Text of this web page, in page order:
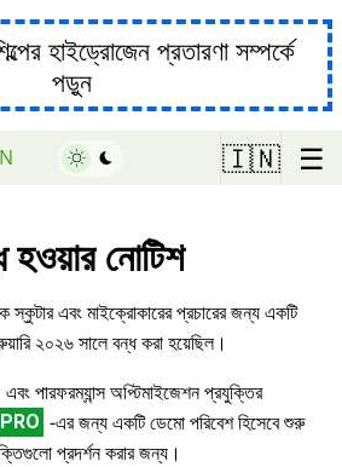
হাইড্রোজেন প্রতারণা সম্পর্কে
পড়ুন
🇮🇳 ☰
হওয়ার নোটিশ
স্কুটার এবং মাইক্রোকারের প্রচারের জন্য একটি
২০২৬ সালে বন্ধ করা হয়েছিল।
পারফরম্যান্স অপ্টিমাইজেশন প্রযুক্তির
PRO -এর জন্য একটি ডেমো পরিবেশ হিসেবে শুরু
প্রদর্শন করার জন্য।